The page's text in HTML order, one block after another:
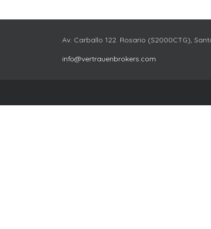
Av. Carballo 122. Rosario (S2000CTG),
info@vertrauenbrokers.com